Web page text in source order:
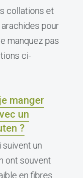
collations et
pour
manquez pas
ci-
manger
un
?
suivent un
ont souvent
en fibres.